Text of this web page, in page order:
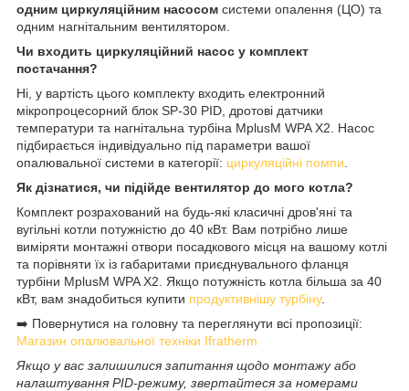
одним циркуляційним насосом системи опалення (ЦО) та
одним нагнітальним вентилятором.
Чи входить циркуляційний насос у комплект
постачання?
Ні, у вартість цього комплекту входить електронний
мікропроцесорний блок SP-30 PID, дротові датчики
температури та нагнітальна турбіна MplusM WPA X2. Насос
підбирається індивідуально під параметри вашої
опалювальної системи в категорії: циркуляційні помпи
Як дізнатися, чи підійде вентилятор до мого котла?
Комплект розрахований на будь-які класичні дров'яні та
вугільні котли потужністю до 40 кВт. Вам потрібно лише
виміряти монтажні отвори посадкового місця на вашому котлі
та порівняти їх із габаритами приєднувального фланця
турбіни MplusM WPA X2. Якщо потужність котла більша за 40
кВт, вам знадобиться купити продуктивнішу турбіну.
➡️ Повернутися на головну та переглянути всі пропозиції:
Магазин опалювальної техніки Ifratherm
Якщо у вас залишилися запитання щодо монтажу або
налаштування PID-режиму, звертайтеся за номерами